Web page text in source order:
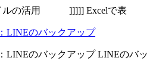
ルの活用 ]]]]] Excelで表
LINEのバックアップ
LINEのバックアップ LINEのバッ